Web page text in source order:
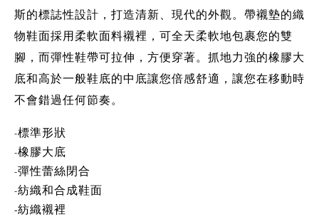
斯的標誌性設計，打造清新、現代的外觀。帶襯墊的織
物鞋面採用柔軟面料襯裡，可全天柔軟地包裹您的雙
腳，而彈性鞋帶可拉伸，方便穿著。抓地力強的橡膠大
底和高於一般鞋底的中底讓您倍感舒適，讓您在移動時
不會錯過任何節奏。
-標準形狀
-橡膠大底
-彈性蕾絲閉合
-紡織和合成鞋面
-紡織襯裡